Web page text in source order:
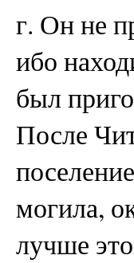
г. Он не
ибо
был
После
могила,
лучше